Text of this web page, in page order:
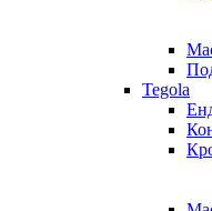
Tegola